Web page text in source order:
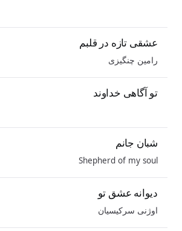
عشقی تازه در قلبم
رامین چنگیزی
تو آگاهی خداوند
شبان جانم
Shepherd of my soul
دیوانه عشق تو
اوژنی سرکیسیان